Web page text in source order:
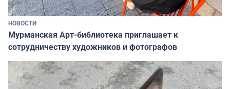
НОВОСТИ
Мурманская Арт-библиотека приглашает к
сотрудничеству художников и фотографов